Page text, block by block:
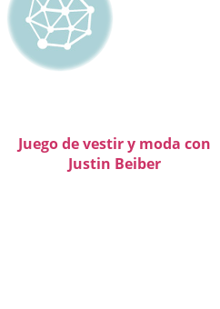
Juego de vestir y moda con
Justin Beiber